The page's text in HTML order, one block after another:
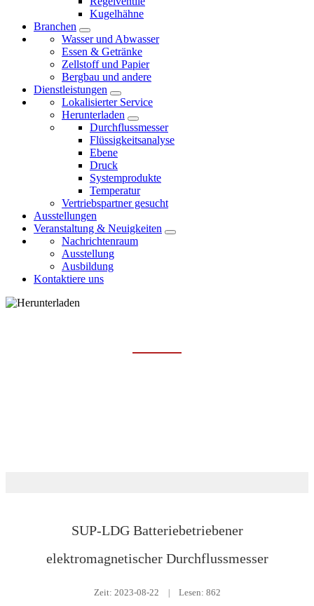
Kugelhähne
Branchen
Wasser und Abwasser
Essen & Getränke
Zellstoff und Papier
Bergbau und andere
Dienstleistungen
Lokalisierter Service
Herunterladen
Durchflussmesser
Flüssigkeitsanalyse
Ebene
Druck
Systemprodukte
Temperatur
Vertriebspartner gesucht
Ausstellungen
Veranstaltung & Neuigkeiten
Nachrichtenraum
Ausstellung
Ausbildung
Kontaktiere uns
SUP-LDG Batteriebetriebener
elektromagnetischer Durchflussmesser
Zeit: 2023-08-22 | Lesen: 862